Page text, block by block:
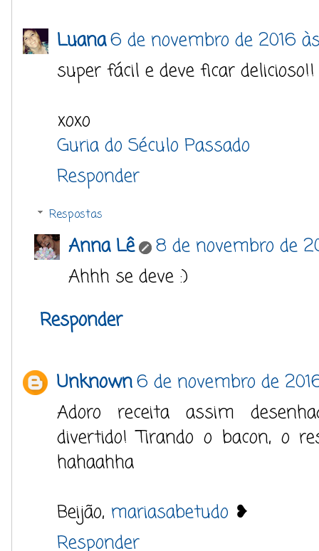
Luana6 de novembro de 2016
super fácil e deve ficar
xoxo
Guria do Século Passado
Responder
Respostas
Anna Lê
8 de novembro de
Ahhh se deve :)
Responder
Unknown6 de novembro de
Adoro receita assim
divertido! Tirando o bacon, o
hahaahha
Beijão, mariasabetudo ❥
Responder